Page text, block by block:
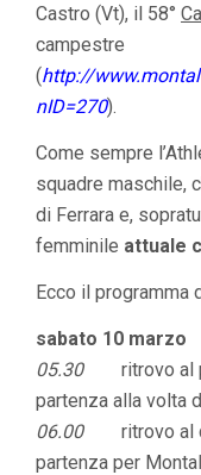
Castro (Vt), il 58°
campestre
(http://
nID=270).
Come sempre
squadre maschile,
di Ferrara e,
femminile attuale
Ecco il programma
sabato 10 marzo
05.30ritrovo al
partenza alla volta
06.00ritrovo al
partenza per